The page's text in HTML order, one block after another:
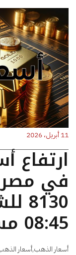
11 أبريل، 2026
ارتفاع
08:45 مساءًا
أسعار الذهب,أسعار